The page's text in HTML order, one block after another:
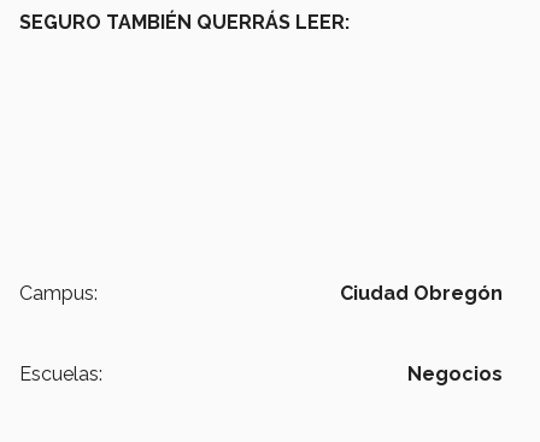
SEGURO TAMBIÉN QUERRÁS LEER:
Campus: Ciudad Obregón
Escuelas: Negocios